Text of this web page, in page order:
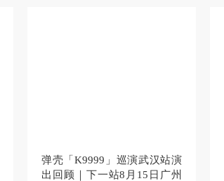
弹壳「K9999」巡演武汉站演
出回顾｜下一站8月15日广州